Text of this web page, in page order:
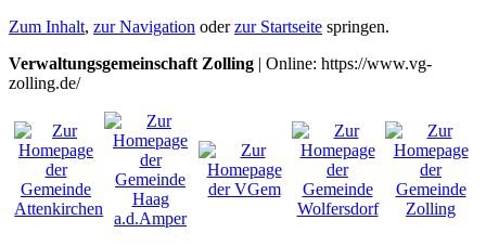
Zum Inhalt, zur Navigation oderzur Startseite springen.
Verwaltungsgemeinschaft Zolling | Online: https://www.vg-
zolling.de/